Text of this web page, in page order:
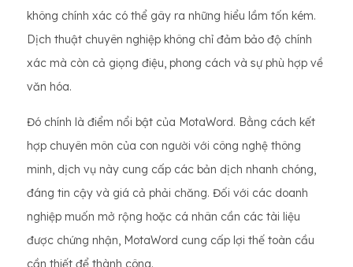
không chính xác có thể gây ra những hiểu lầm tốn kém.
Dịch thuật chuyên nghiệp không chỉ đảm bảo độ chính
xác mà còn cả giọng điệu, phong cách và sự phù hợp về
văn hóa.
Đó chính là điểm nổi bật của MotaWord. Bằng cách kết
hợp chuyên môn của con người với công nghệ thông
minh, dịch vụ này cung cấp các bản dịch nhanh chóng,
đáng tin cậy và giá cả phải chăng. Đối với các doanh
nghiệp muốn mở rộng hoặc cá nhân cần các tài liệu
được chứng nhận, MotaWord cung cấp lợi thế toàn cầu
cần thiết để thành công.